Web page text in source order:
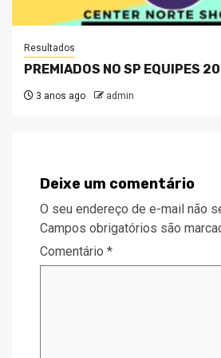
Resultados
PREMIADOS NO SP EQUIPES
3 anos ago admin
Deixe um comentário
O seu endereço de e-mail não
Campos obrigatórios são
Comentário *